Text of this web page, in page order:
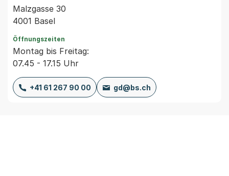
Malzgasse 30
4001 Basel
Öffnungszeiten
Montag bis Freitag:
07.45 - 17.15 Uhr
+41 61 267 90 00 gd@bs.ch